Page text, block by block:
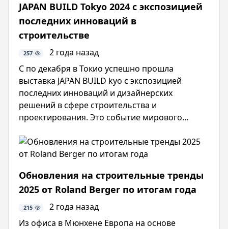
JAPAN BUILD Tokyo 2024 с экспозицией
последних инноваций в
строительстве
257
2 года назад
С по декабря в Токио успешно прошла
выставка JAPAN BUILD kyo с экспозицией
последних инноваций и дизайнерских
решений в сфере строительства и
проектирования. Это событие мирового
уже -ю презентацию наработок в сфере
дизайна, технологий и материалов, которая
направление и поможет раскрыть последние
наработки Японии.
Обновления на строительные тренды
2025 от Roland Berger по итогам года
215
2 года назад
Из офиса в Мюнхене Европа на основе